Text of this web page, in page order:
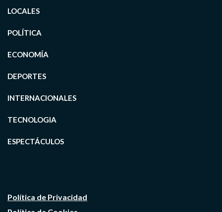
LOCALES
POLÍTICA
ECONOMÍA
DEPORTES
INTERNACIONALES
TECNOLOGIA
ESPECTÁCULOS
Política de Privacidad